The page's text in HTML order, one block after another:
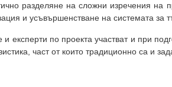
разделяне на сложни изречения на
и усъвършенстване на системата за
и експерти по проекта участват и при
част от които традиционно са и